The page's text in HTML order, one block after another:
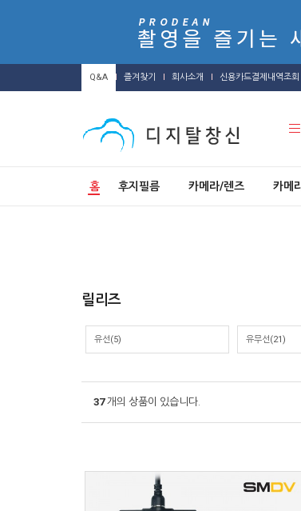
Q&A 즐겨찾기 회사소개 신용카드결제내역조회
홈 후지필름 카메라/렌즈 카메
릴리즈
유선(5) 유무선(21)
37개의 상품이 있습니다.